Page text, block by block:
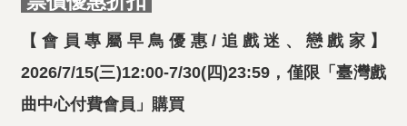
【會員專屬早鳥優惠/追戲迷、戀戲家】
2026/7/15(三)12:00-7/30(四)23:59，僅限「臺灣戲
曲中心付費會員」購買